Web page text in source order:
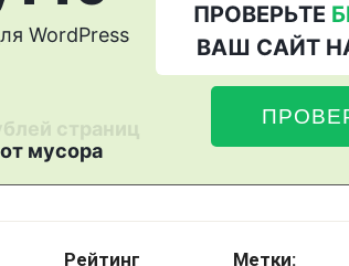
Рейтинг Метки: